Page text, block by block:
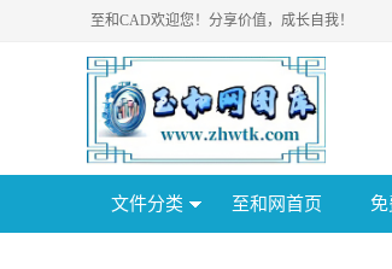
至和CAD欢迎您！分享价值，成长自我！
文件分类 至和网首页